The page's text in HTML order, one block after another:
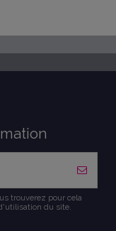
trouverez pour cela
du site.